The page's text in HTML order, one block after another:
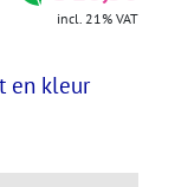
incl. 21% VAT
en kleur